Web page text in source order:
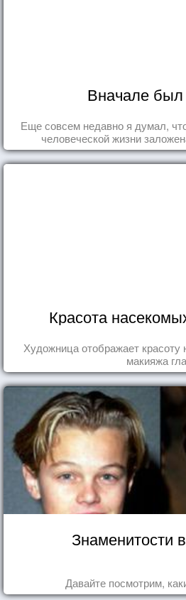
Вначале был
Еще совсем недавно я думал,
человеческой жизни
Красота
Художница отображает
макияжа
Знаменитости
Давайте посмотрим,